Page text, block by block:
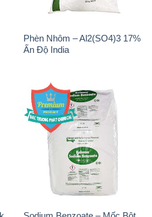
Sodium Benzoate – Mốc Bột
Kalama Food Grade Mỹ Usa